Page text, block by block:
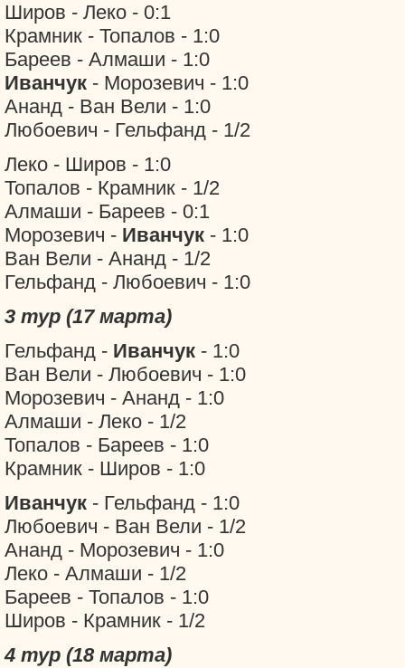
Широв - Леко - 0:1
Крамник - Топалов - 1:0
Бареев - Алмаши - 1:0
Иванчук - Морозевич - 1:0
Ананд - Ван Вели - 1:0
Любоевич - Гельфанд - 1/2
Леко - Широв - 1:0
Топалов - Крамник - 1/2
Алмаши - Бареев - 0:1
Морозевич - Иванчук - 1:0
Ван Вели - Ананд - 1/2
Гельфанд - Любоевич - 1:0
3 тур (17 марта)
Гельфанд - Иванчук - 1:0
Ван Вели - Любоевич - 1:0
Морозевич - Ананд - 1:0
Алмаши - Леко - 1/2
Топалов - Бареев - 1:0
Крамник - Широв - 1:0
Иванчук - Гельфанд - 1:0
Любоевич - Ван Вели - 1/2
Ананд - Морозевич - 1:0
Леко - Алмаши - 1/2
Бареев - Топалов - 1:0
Широв - Крамник - 1/2
4 тур (18 марта)